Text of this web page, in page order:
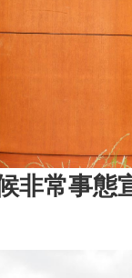
非常事態